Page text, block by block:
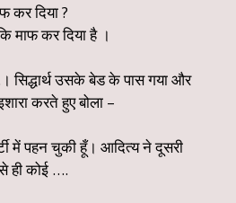
कर दिया ?
माफ कर दिया है ।
उसके बेड के पास गया और
करते हुए बोला –
में पहन चुकी हूँ। आदित्य ने दूसरी
ही कोई ….